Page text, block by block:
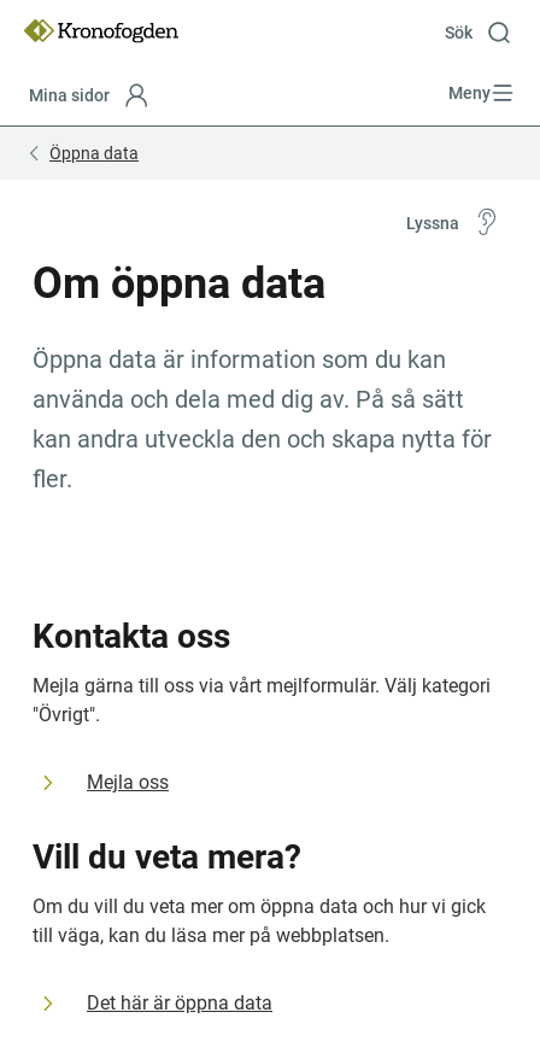
innehåll
Sök
Mina sidor Meny
Öppna data
Lyssna
Om öppna data
Öppna data är information som du kan
använda och dela med dig av. På så sätt
kan andra utveckla den och skapa nytta för
fler.
Kontakta oss
Mejla gärna till oss via vårt mejlformulär. Välj kategori
"Övrigt".
Mejla oss
Vill du veta mera?
Om du vill du veta mer om öppna data och hur vi gick
till väga, kan du läsa mer på webbplatsen.
Det här är öppna data
Focustrap
start
Focustrap
end